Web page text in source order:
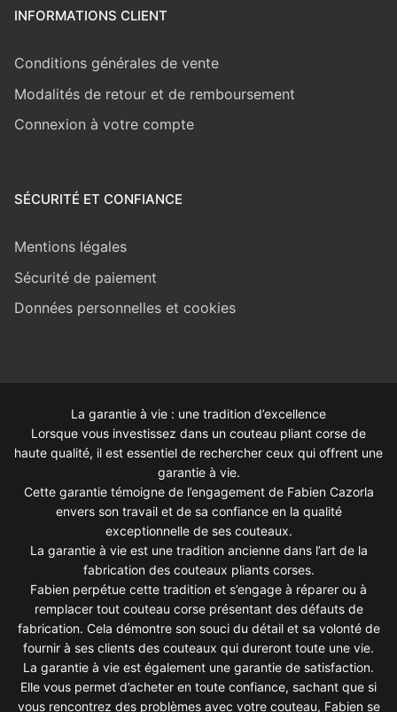
INFORMATIONS CLIENT
Conditions générales de vente
Modalités de retour et de remboursement
Connexion à votre compte
SÉCURITÉ ET CONFIANCE
Mentions légales
Sécurité de paiement
Données personnelles et cookies
La garantie à vie : une tradition d’excellence
Lorsque vous investissez dans un couteau pliant corse de
haute qualité, il est essentiel de rechercher ceux qui offrent une
garantie à vie.
Cette garantie témoigne de l’engagement de Fabien Cazorla
envers son travail et de sa confiance en la qualité
exceptionnelle de ses couteaux.
La garantie à vie est une tradition ancienne dans l’art de la
fabrication des couteaux pliants corses.
Fabien perpétue cette tradition et s’engage à réparer ou à
remplacer tout couteau corse présentant des défauts de
fabrication. Cela démontre son souci du détail et sa volonté de
fournir à ses clients des couteaux qui dureront toute une vie.
La garantie à vie est également une garantie de satisfaction.
Elle vous permet d’acheter en toute confiance, sachant que si
vous rencontrez des problèmes avec votre couteau, Fabien se